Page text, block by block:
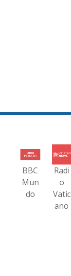
BBC
Mun
do
Radi
o
Vatic
ano